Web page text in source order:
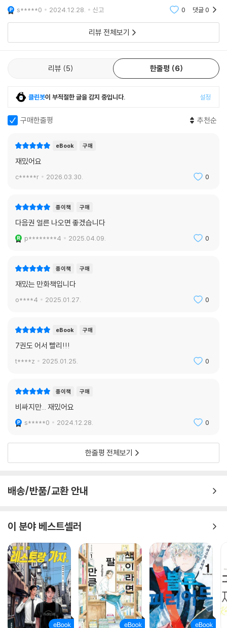
s*****0 2024.12.28. 신고 0 댓글0
리뷰 전체보기
리뷰 5 한줄평 6
클린봇이 부적절한 글을 감지 중입니다. 설정
구매한줄평 추천순
eBook 구매
재밌어요
c*****r 2026.03.30. 0
종이책 구매
다음권 얼른 나오면 좋겠습니다
p********4 2025.04.09. 0
종이책 구매
재밌는 만화책입니다
o****4 2025.01.27. 0
eBook 구매
7권도 어서 빨리!!!
t****z 2025.01.25. 0
종이책 구매
비싸지만... 재밌어요
s*****0 2024.12.28. 0
한줄평 전체보기
배송/반품/교환 안내
이 분야 베스트셀러